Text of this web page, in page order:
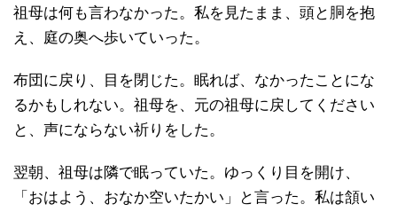
祖母は何も言わなかった。私を見たまま、頭と胴を抱
え、庭の奥へ歩いていった。
布団に戻り、目を閉じた。眠れば、なかったことにな
るかもしれない。祖母を、元の祖母に戻してください
と、声にならない祈りをした。
翌朝、祖母は隣で眠っていた。ゆっくり目を開け、
「おはよう、おなか空いたかい」と言った。私は頷い